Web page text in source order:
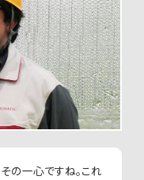
その一心ですね。これ